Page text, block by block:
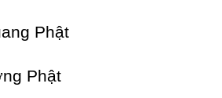
Phật
Phật